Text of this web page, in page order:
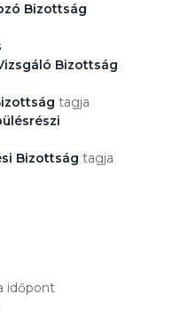
Bizottság
Bizottság
tagja
Bizottság tagja
időpont